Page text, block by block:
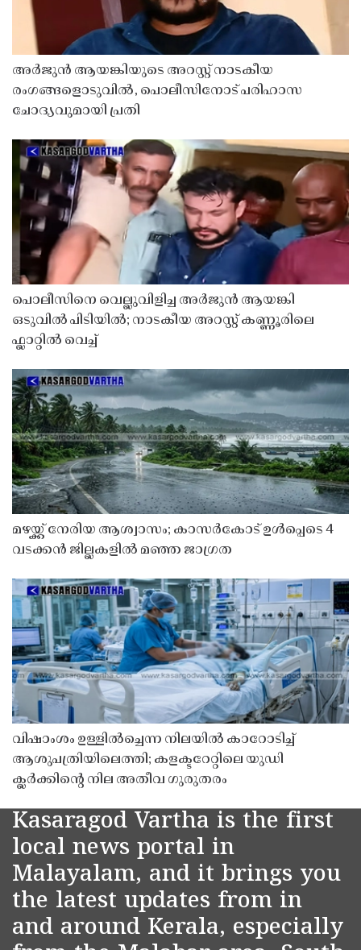
അർജുൻ ആയങ്കിയുടെ അറസ്റ്റ് നാടകീയ
രംഗങ്ങളൊടുവിൽ, പൊലീസിനോട് പരിഹാസ
ചോദ്യവുമായി പ്രതി
പൊലീസിനെ വെല്ലുവിളിച്ച അർജുൻ ആയങ്കി
ഒടുവിൽ പിടിയിൽ; നാടകീയ അറസ്റ്റ് കണ്ണൂരിലെ
ഫ്ലാറ്റിൽ വെച്ച്
മഴയ്ക്ക് നേരിയ ആശ്വാസം; കാസർകോട് ഉൾപ്പെടെ 4
വടക്കൻ ജില്ലകളിൽ മഞ്ഞ ജാഗ്രത
വിഷാംശം ഉള്ളിൽച്ചെന്ന നിലയിൽ കാറോടിച്ച്
ആശുപത്രിയിലെത്തി; കളക്ടറേറ്റിലെ യുഡി
ക്ലർക്കിൻ്റെ നില അതീവ ഗുരുതരം
Kasaragod Vartha is the first
local news portal in
Malayalam, and it brings you
the latest updates from in
and around Kerala, especially